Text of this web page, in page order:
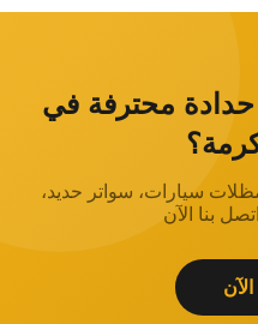
محترفة في
سيارات، سواتر حديد،
بنا الآن